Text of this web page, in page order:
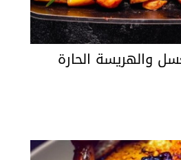
والهريسة الحارة